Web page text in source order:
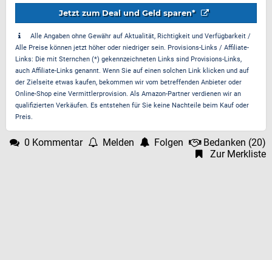
Jetzt zum Deal und Geld sparen*
Alle Angaben ohne Gewähr auf Aktualität, Richtigkeit und Verfügbarkeit /
Alle Preise können jetzt höher oder niedriger sein. Provisions-Links / Affiliate-
Links: Die mit Sternchen (*) gekennzeichneten Links sind Provisions-Links,
auch Affiliate-Links genannt. Wenn Sie auf einen solchen Link klicken und auf
der Zielseite etwas kaufen, bekommen wir vom betreffenden Anbieter oder
Online-Shop eine Vermittlerprovision. Als Amazon-Partner verdienen wir an
qualifizierten Verkäufen. Es entstehen für Sie keine Nachteile beim Kauf oder
Preis.
0 Kommentar Melden Folgen Bedanken (20)
Zur Merkliste